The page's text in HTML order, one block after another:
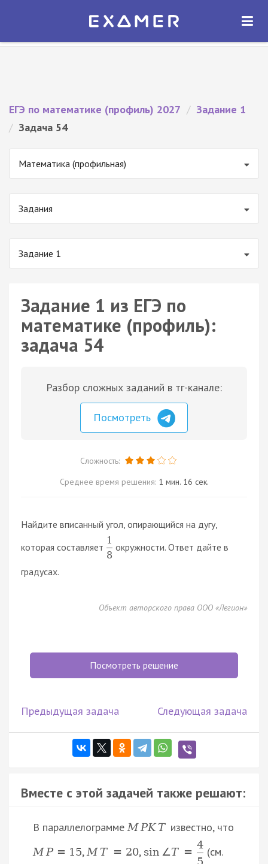
Экзамер — ЕГЭ 2027
ОТКРЫТЬ
ЕГЭ по математике (профиль) 2027 / Задание 1
/ Задача 54
Математика (профильная)
Задания
Задание 1
Задание 1 из ЕГЭ по
математике (профиль):
задача 54
Разбор сложных заданий в тг-канале:
Посмотреть
Сложность:
Среднее время решения: 1 мин. 16 сек.
Найдите вписанный угол, опирающийся на дугу,
которая составляет
1
8
окружности. Ответ дайте в
градусах.
Объект авторского права ООО «Легион»
Посмотреть решение
Предыдущая задача Следующая задача
Вместе с этой задачей также решают:
В параллелограммеM PK T известно, что
M P = 15,M T = 20, sin ∠T =
4
5
(см.